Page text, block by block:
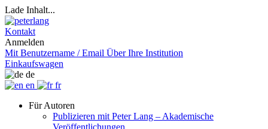
Lade Inhalt...
Kontakt
Anmelden
Mit Benutzername / Email Über Ihre Institution
Einkaufswagen
de
en
fr
Für Autoren
Publizieren mit Peter Lang – Akademische
Veröffentlichungen